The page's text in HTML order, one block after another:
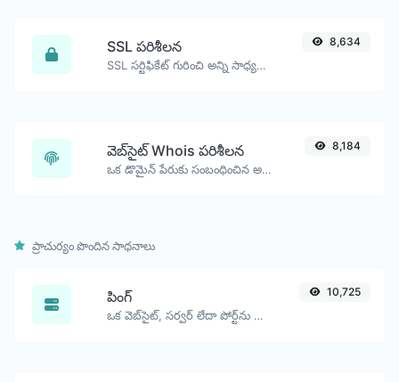
SSL పరిశీలన
SSL సర్టిఫికేట్ గురించి అన్ని సాధ్యమైన వివరాలను పొందండి.
8,634
వెబ్‌సైట్ Whois పరిశీలన
ఒక డొమైన్ పేరుకు సంబంధించిన అన్ని సాధ్యమైన వివరాలను పొందండి.
8,184
ప్రాచుర్యం పొందిన సాధనాలు
పింగ్
ఒక వెబ్‌సైట్, సర్వర్ లేదా పోర్ట్‌ను పింగ్ చేయండి.
10,725